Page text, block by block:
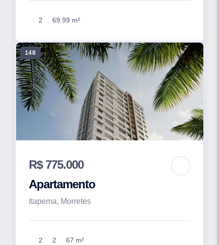
2 69.99 m²
148
R$ 775.000
Apartamento
Itapema, Morretes
2 2 67 m²